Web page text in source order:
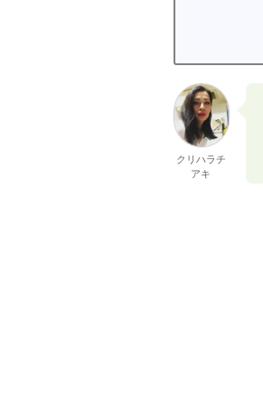
クリハラチ
アキ